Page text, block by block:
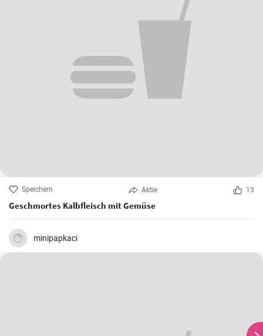
Speichern Aktie 13
Geschmortes Kalbfleisch mit Gemüse
minipapkaci